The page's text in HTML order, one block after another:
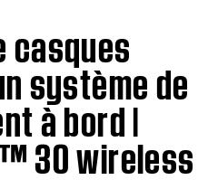
casques
système de
à bord |
30 wireless